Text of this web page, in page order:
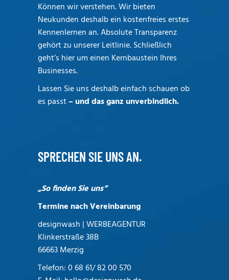
Können wir verstehen. Wir bieten
Neukunden deshalb ein kostenfreies erstes
Kennenlernen an. Absolute Transparenz
gehört zu unserer Leitlinie. Schließlich
geht’s hier um einen Kernbaustein Ihres
Businesses.
Lassen Sie uns deshalb einfach schauen ob
es passt– und das ganz unverbindlich.
SPRECHEN SIE UNS AN.
„So finden Sie uns“
Termine nach Vereinbarung
designwash | WERBEAGENTUR
Klinkerstraße 38B
66663 Merzig
Telefon:0 68 61/ 82 00 570